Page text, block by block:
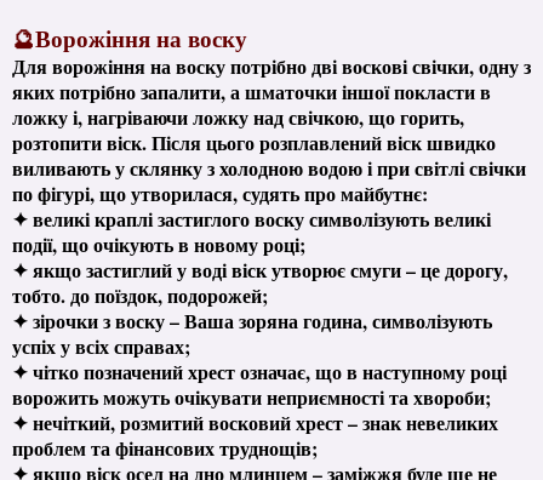
🔮Ворожіння на воску
Для ворожіння на воску потрібно дві воскові свічки, одну з
яких потрібно запалити, а шматочки іншої покласти в
ложку і, нагріваючи ложку над свічкою, що горить,
розтопити віск. Після цього розплавлений віск швидко
виливають у склянку з холодною водою і при світлі свічки
по фігурі, що утворилася, судять про майбутнє:
✦ великі краплі застиглого воску символізують великі
події, що очікують в новому році;
✦ якщо застиглий у воді віск утворює смуги – це дорогу,
тобто. до поїздок, подорожей;
✦ зірочки з воску – Ваша зоряна година, символізують
успіх у всіх справах;
✦ чітко позначений хрест означає, що в наступному році
ворожить можуть очікувати неприємності та хвороби;
✦ нечіткий, розмитий восковий хрест – знак невеликих
проблем та фінансових труднощів;
✦ якщо віск осел на дно млинцем – заміжжя буде ще не